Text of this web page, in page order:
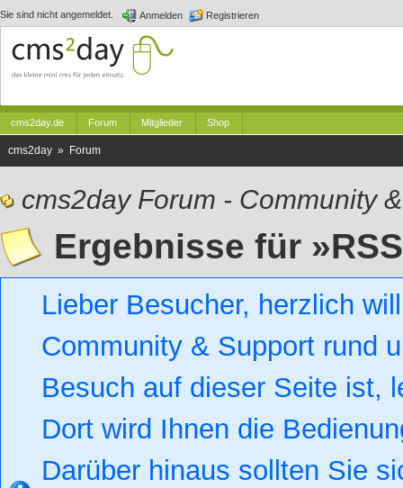
Sie sind nicht angemeldet. Anmelden Registrieren
cms2day.de Forum Mitglieder Shop
cms2day » Forum
cms2day Forum - Community
Ergebnisse für
Lieber Besucher, herzlich
Community & Support rund
Besuch auf dieser Seite ist,
Dort wird Ihnen die
Darüber hinaus sollten Sie